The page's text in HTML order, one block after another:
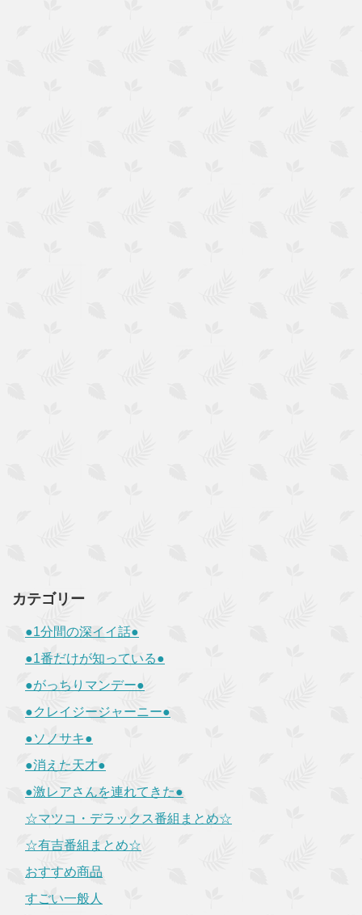
カテゴリー
●1分間の深イイ話●
●1番だけが知っている●
●がっちりマンデー●
●クレイジージャーニー●
●ソノサキ●
●消えた天才●
●激レアさんを連れてきた●
☆マツコ・デラックス番組まとめ☆
☆有吉番組まとめ☆
おすすめ商品
すごい一般人